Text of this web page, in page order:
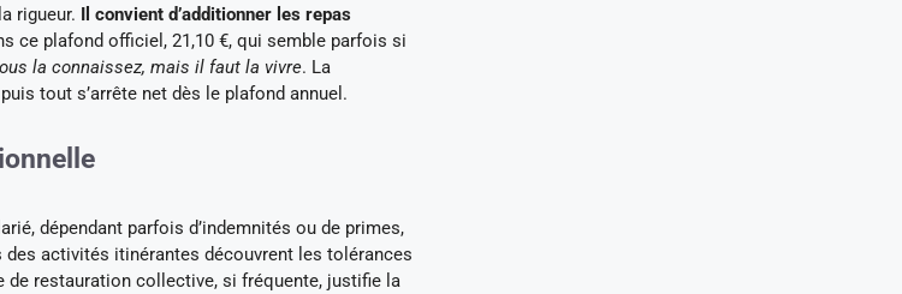
rigueur. Il convient d’additionner les repas
ce plafond officiel, 21,10 €, qui semble parfois si
la connaissez, mais il faut la vivre. La
tout s’arrête net dès le plafond annuel.
dépendant parfois d’indemnités ou de primes,
activités itinérantes découvrent les tolérances
de restauration collective, si fréquente, justifie la